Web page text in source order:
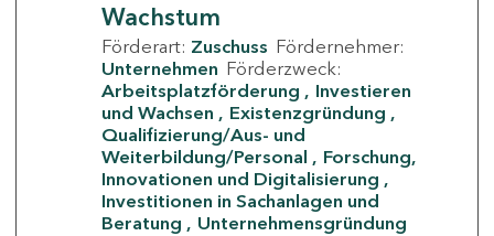
Wachstum
Förderart: Zuschuss Fördernehmer:
Unternehmen Förderzweck:
Arbeitsplatzförderung
Investieren
und Wachsen
Existenzgründung
Qualifizierung/Aus- und
Weiterbildung/Personal
Forschung,
Innovationen und Digitalisierung
Investitionen in Sachanlagen und
Beratung
Unternehmensgründung